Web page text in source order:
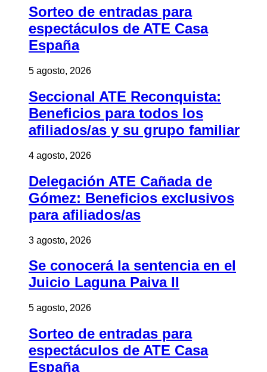
Sorteo de entradas para
espectáculos de ATE Casa
España
5 agosto, 2026
Seccional ATE Reconquista:
Beneficios para todos los
afiliados/as y su grupo familiar
4 agosto, 2026
Delegación ATE Cañada de
Gómez: Beneficios exclusivos
para afiliados/as
3 agosto, 2026
Se conocerá la sentencia en el
Juicio Laguna Paiva II
5 agosto, 2026
Sorteo de entradas para
espectáculos de ATE Casa
España